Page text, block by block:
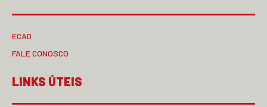
ECAD
FALE CONOSCO
LINKS ÚTEIS